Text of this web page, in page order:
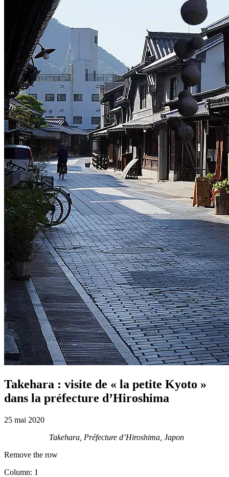
Takehara : visite de « la petite Kyoto »
dans la préfecture d’Hiroshima
25 mai 2020
Takehara, Préfecture d’Hiroshima, Japon
Remove the row
Column: 1